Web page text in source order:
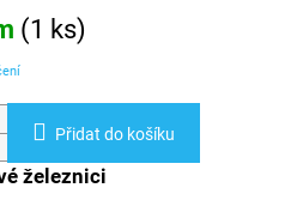
(1 ks)
Přidat do košíku
železnici